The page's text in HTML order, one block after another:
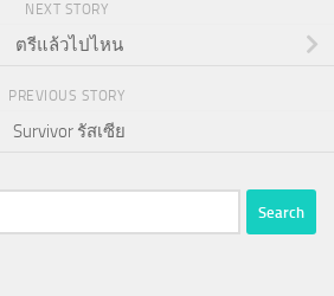
NEXT STORY
ตรีแล้วไปไหน
PREVIOUS STORY
Survivor รัสเซีย